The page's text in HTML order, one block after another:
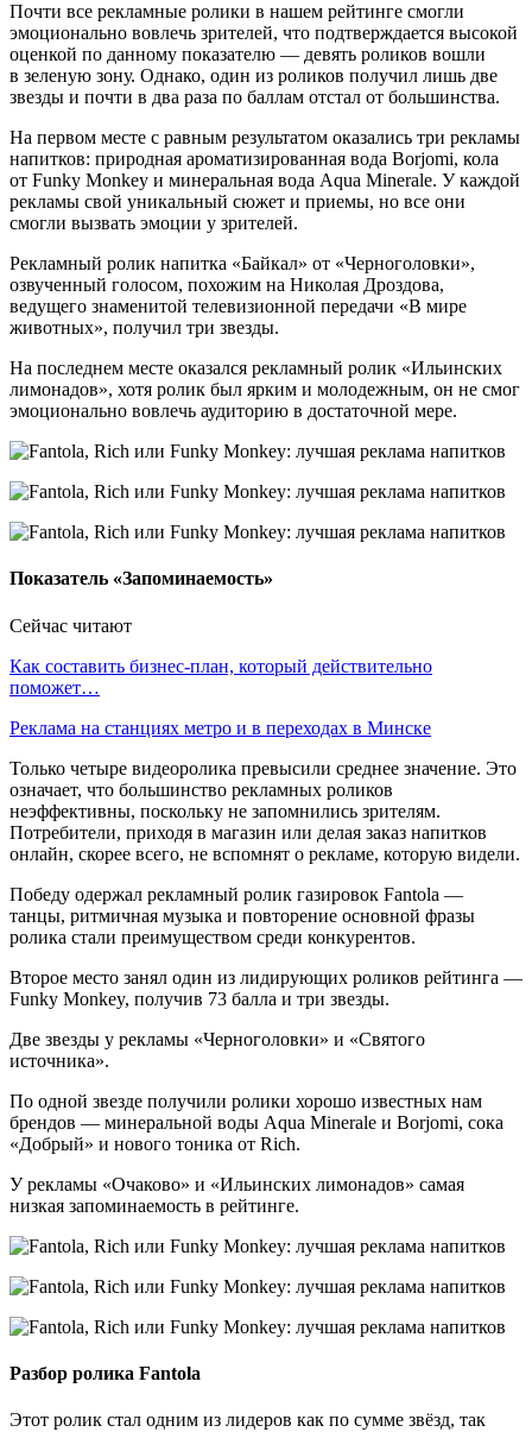
Почти все рекламные ролики в нашем рейтинге смогли
эмоционально вовлечь зрителей, что подтверждается высокой
оценкой по данному показателю — девять роликов вошли
в зеленую зону. Однако, один из роликов получил лишь две
звезды и почти в два раза по баллам отстал от большинства.
На первом месте с равным результатом оказались три рекламы
напитков: природная ароматизированная вода Borjomi, кола
от Funky Monkey и минеральная вода Aqua Minerale. У каждой
рекламы свой уникальный сюжет и приемы, но все они
смогли вызвать эмоции у зрителей.
Рекламный ролик напитка «Байкал» от «Черноголовки»,
озвученный голосом, похожим на Николая Дроздова,
ведущего знаменитой телевизионной передачи «В мире
животных», получил три звезды.
На последнем месте оказался рекламный ролик «Ильинских
лимонадов», хотя ролик был ярким и молодежным, он не смог
эмоционально вовлечь аудиторию в достаточной мере.
Показатель «Запоминаемость»
Сейчас читают
Как составить бизнес-план, который действительно
поможет…
Реклама на станциях метро и в переходах в Минске
Только четыре видеоролика превысили среднее значение. Это
означает, что большинство рекламных роликов
неэффективны, поскольку не запомнились зрителям.
Потребители, приходя в магазин или делая заказ напитков
онлайн, скорее всего, не вспомнят о рекламе, которую видели.
Победу одержал рекламный ролик газировок Fantola —
танцы, ритмичная музыка и повторение основной фразы
ролика стали преимуществом среди конкурентов.
Второе место занял один из лидирующих роликов рейтинга —
Funky Monkey, получив 73 балла и три звезды.
Две звезды у рекламы «Черноголовки» и «Святого
источника».
По одной звезде получили ролики хорошо известных нам
брендов — минеральной воды Aqua Minerale и Borjomi, сока
«Добрый» и нового тоника от Rich.
У рекламы «Очаково» и «Ильинских лимонадов» самая
низкая запоминаемость в рейтинге.
Разбор ролика Fantola
Этот ролик стал одним из лидеров как по сумме звёзд, так